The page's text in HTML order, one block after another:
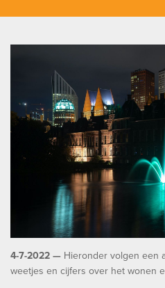
4-7-2022 — Hieronder volgen een
weetjes en cijfers over het wonen